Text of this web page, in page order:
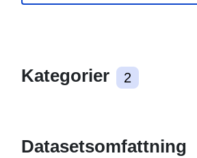
Kategorier 2
Datasetsomfattning